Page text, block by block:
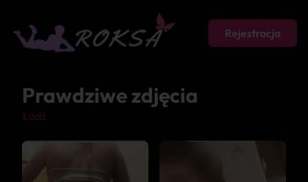
Rejestracja
Prawdziwe zdjęcia
Łódź